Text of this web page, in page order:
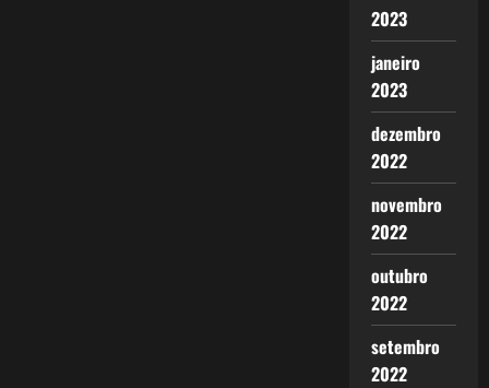
2023
janeiro
2023
dezembro
2022
novembro
2022
outubro
2022
setembro
2022